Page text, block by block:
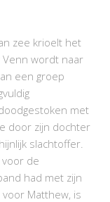
zee krioelt het
wordt naar
een groep
met
door zijn dochter
slachtoffer.
de
had met zijn
Matthew, is